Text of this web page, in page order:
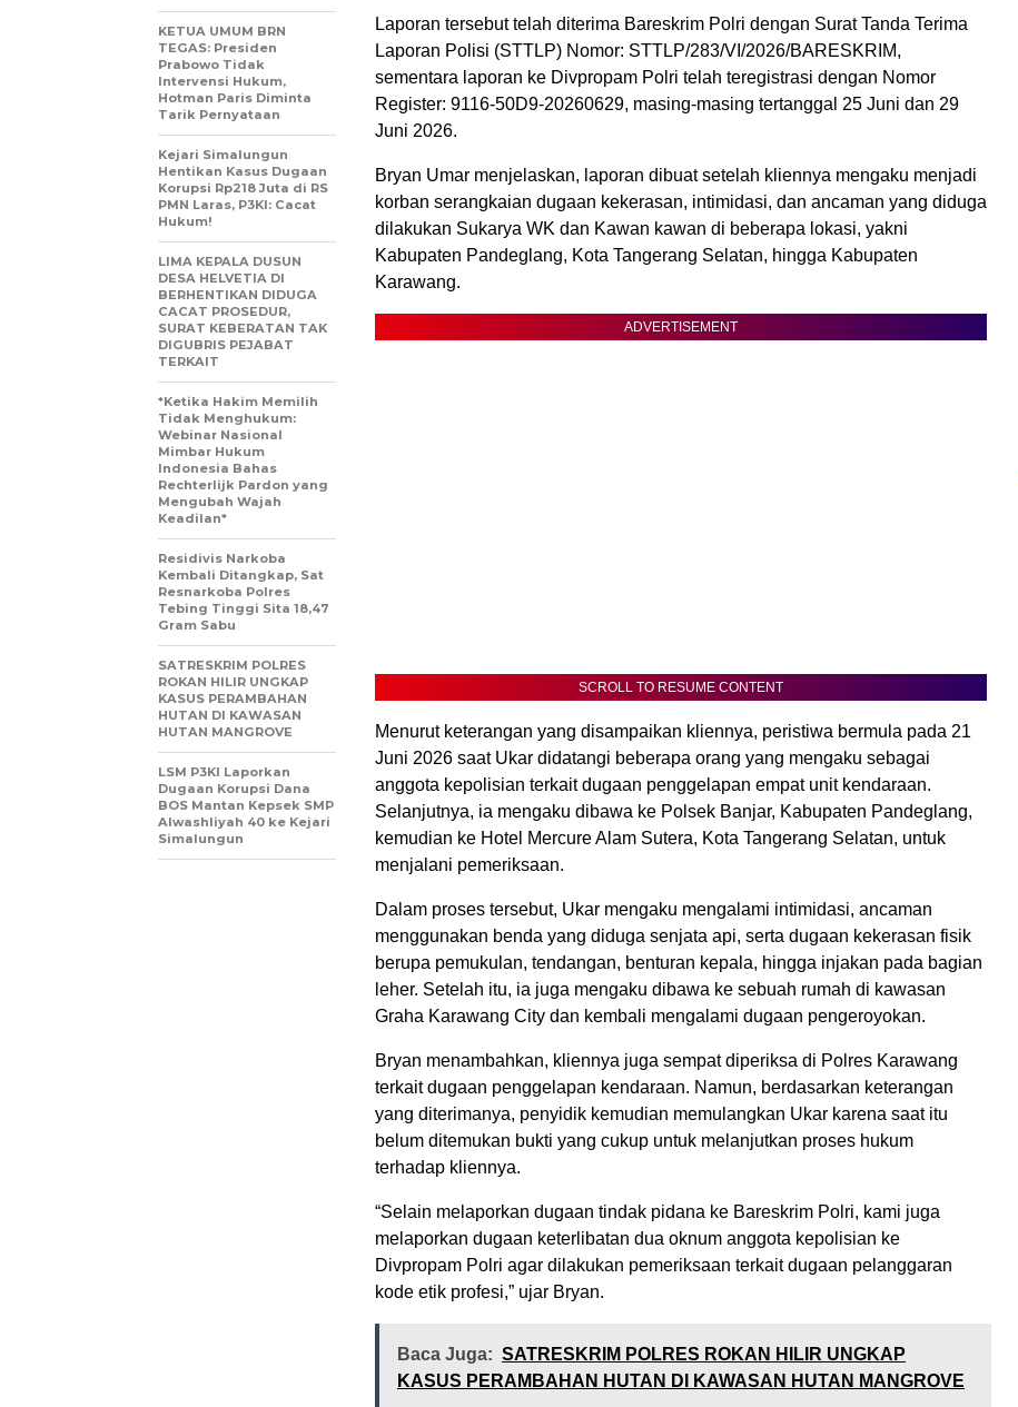
Laporan tersebut telah diterima Bareskrim Polri dengan Surat Tanda Terima
Laporan Polisi (STTLP) Nomor: STTLP/283/VI/2026/BARESKRIM,
sementara laporan ke Divpropam Polri telah teregistrasi dengan Nomor
Register: 9116-50D9-20260629, masing-masing tertanggal 25 Juni dan 29
Juni 2026.
Bryan Umar menjelaskan, laporan dibuat setelah kliennya mengaku menjadi
korban serangkaian dugaan kekerasan, intimidasi, dan ancaman yang diduga
dilakukan Sukarya WK dan Kawan kawan di beberapa lokasi, yakni
Kabupaten Pandeglang, Kota Tangerang Selatan, hingga Kabupaten
Karawang.
ADVERTISEMENT
SCROLL TO RESUME CONTENT
Menurut keterangan yang disampaikan kliennya, peristiwa bermula pada 21
Juni 2026 saat Ukar didatangi beberapa orang yang mengaku sebagai
anggota kepolisian terkait dugaan penggelapan empat unit kendaraan.
Selanjutnya, ia mengaku dibawa ke Polsek Banjar, Kabupaten Pandeglang,
kemudian ke Hotel Mercure Alam Sutera, Kota Tangerang Selatan, untuk
menjalani pemeriksaan.
Dalam proses tersebut, Ukar mengaku mengalami intimidasi, ancaman
menggunakan benda yang diduga senjata api, serta dugaan kekerasan fisik
berupa pemukulan, tendangan, benturan kepala, hingga injakan pada bagian
leher. Setelah itu, ia juga mengaku dibawa ke sebuah rumah di kawasan
Graha Karawang City dan kembali mengalami dugaan pengeroyokan.
Bryan menambahkan, kliennya juga sempat diperiksa di Polres Karawang
terkait dugaan penggelapan kendaraan. Namun, berdasarkan keterangan
yang diterimanya, penyidik kemudian memulangkan Ukar karena saat itu
belum ditemukan bukti yang cukup untuk melanjutkan proses hukum
terhadap kliennya.
“Selain melaporkan dugaan tindak pidana ke Bareskrim Polri, kami juga
melaporkan dugaan keterlibatan dua oknum anggota kepolisian ke
Divpropam Polri agar dilakukan pemeriksaan terkait dugaan pelanggaran
kode etik profesi,” ujar Bryan.
Baca Juga: SATRESKRIM POLRES ROKAN HILIR UNGKAP
KASUS PERAMBAHAN HUTAN DI KAWASAN HUTAN MANGROVE
KETUA UMUM BRN
TEGAS: Presiden
Prabowo Tidak
Intervensi Hukum,
Hotman Paris Diminta
Tarik Pernyataan
Kejari Simalungun
Hentikan Kasus Dugaan
Korupsi Rp218 Juta di RS
PMN Laras, P3KI: Cacat
Hukum!
LIMA KEPALA DUSUN
DESA HELVETIA DI
BERHENTIKAN DIDUGA
CACAT PROSEDUR,
SURAT KEBERATAN TAK
DIGUBRIS PEJABAT
TERKAIT
*Ketika Hakim Memilih
Tidak Menghukum:
Webinar Nasional
Mimbar Hukum
Indonesia Bahas
Rechterlijk Pardon yang
Mengubah Wajah
Keadilan*
Residivis Narkoba
Kembali Ditangkap, Sat
Resnarkoba Polres
Tebing Tinggi Sita 18,47
Gram Sabu
SATRESKRIM POLRES
ROKAN HILIR UNGKAP
KASUS PERAMBAHAN
HUTAN DI KAWASAN
HUTAN MANGROVE
LSM P3KI Laporkan
Dugaan Korupsi Dana
BOS Mantan Kepsek SMP
Alwashliyah 40 ke Kejari
Simalungun